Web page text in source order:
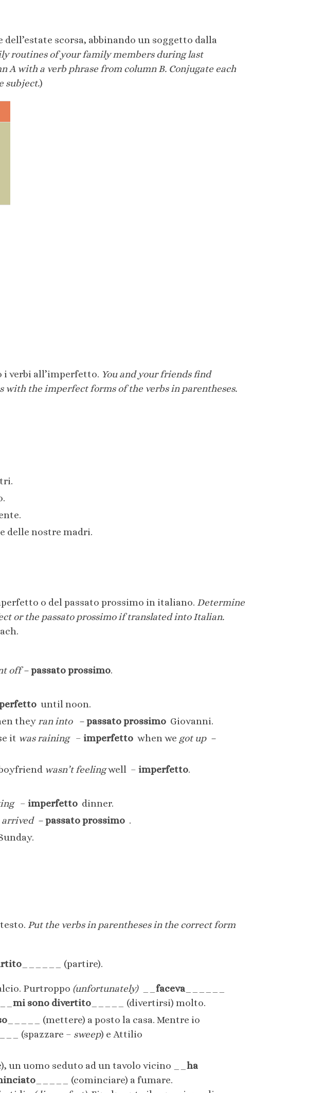
scorsa, abbinando un soggetto dalla
routines of your family members during last
A with a verb phrase from column B. Conjugate each
subject.)
verbi all’imperfetto. You and your friends find
with the imperfect forms of the verbs in parentheses.
delle nostre madri.
o del passato prossimo in italiano. Determine
or the passato prossimo if translated into Italian.
off –passato prossimo.
until noon.
theyran into –passato prossimo Giovanni.
it was raining– imperfetto when we got up –
wasn’t feelingwell – imperfetto.
– imperfetto dinner.
arrived –passato prossimo .
Put the verbs in parentheses in the correct form
______ (partire).
Purtroppo (unfortunately)__ faceva
mi sono divertito _____ (divertirsi) molto.
_____ (mettere) a posto la casa. Mentre io
(spazzare – sweep) e Attilio
un uomo seduto ad un tavolo vicino __ ha
_____ (cominciare) a fumare.